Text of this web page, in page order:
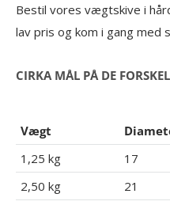
Bestil vores vægtskive i
lav pris og kom i gang med
CIRKA MÅL PÅ DE
Vægt
1,25 kg
17
2,50 kg
21